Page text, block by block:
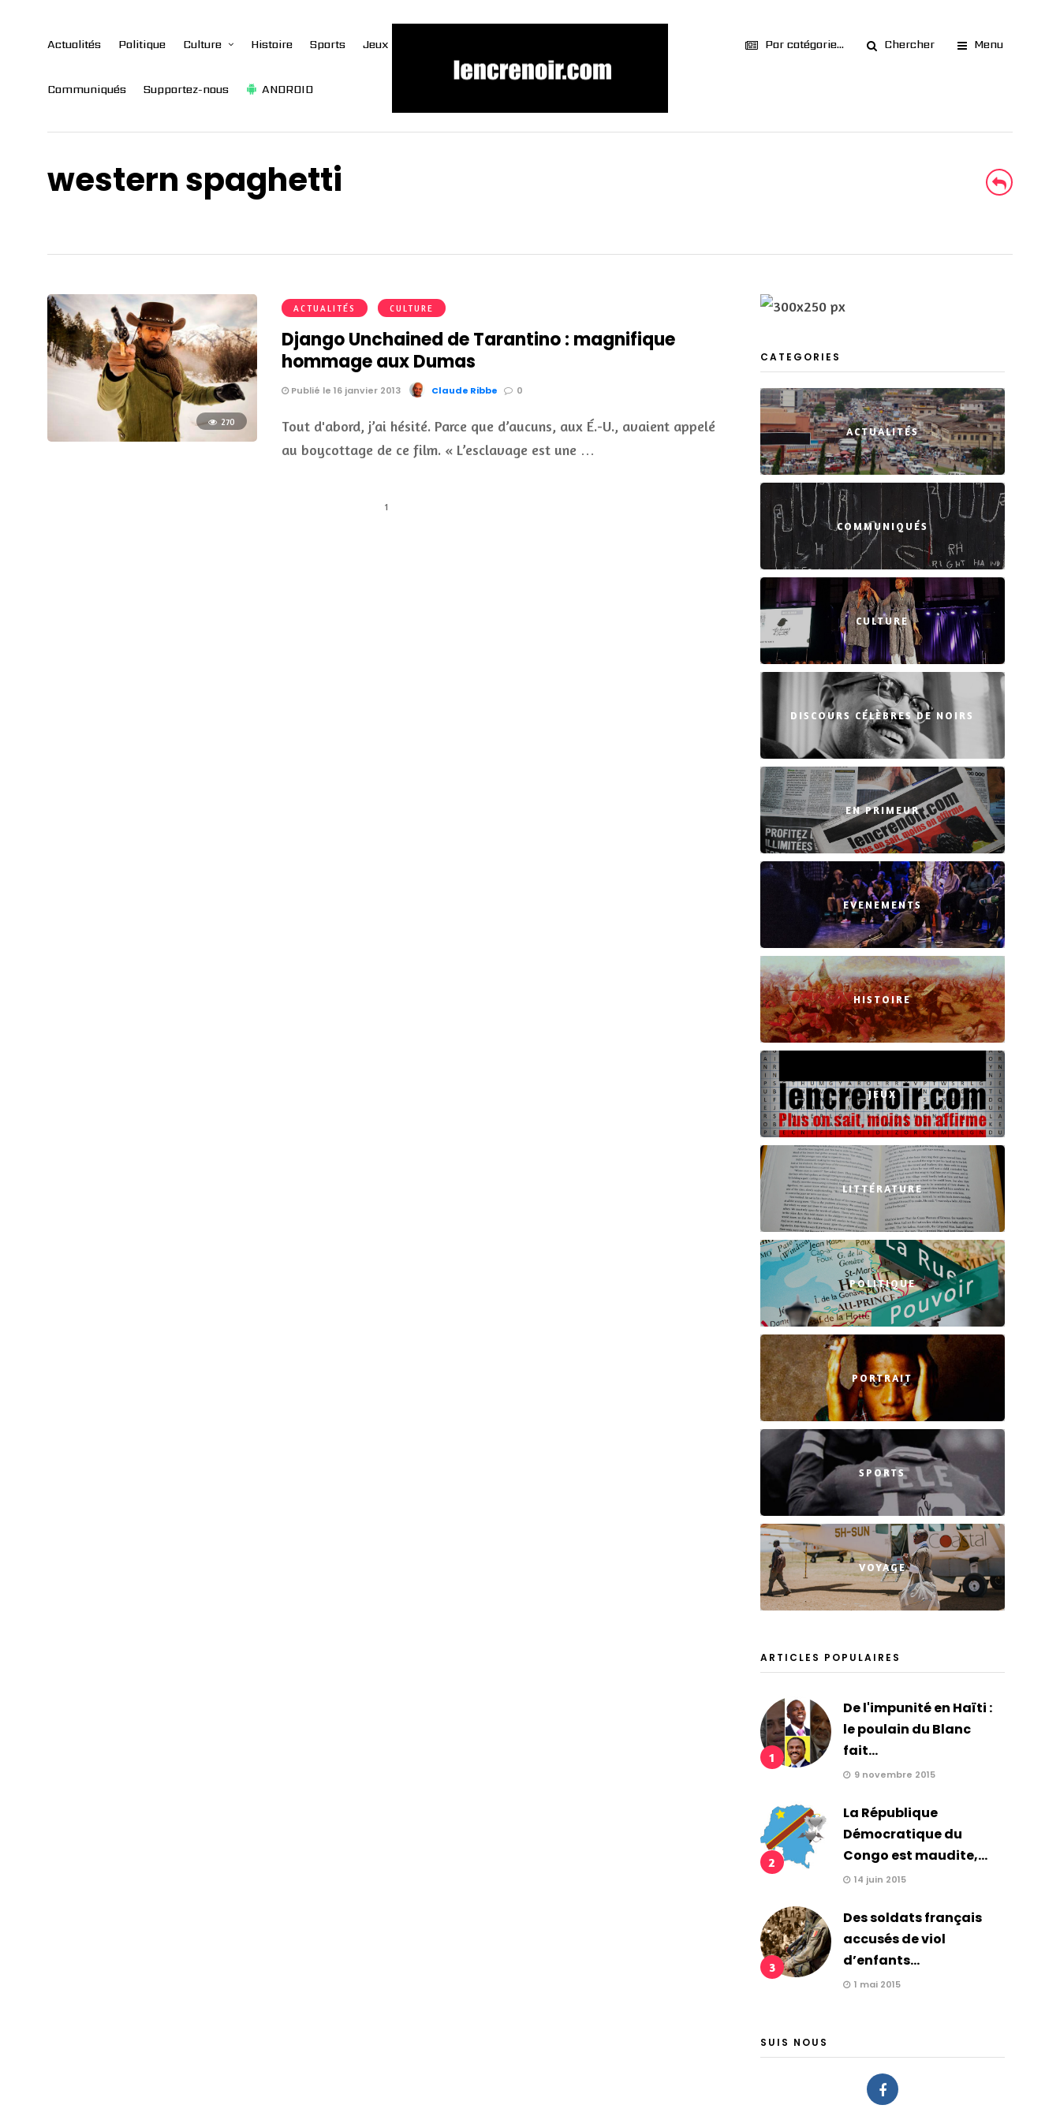
Actualités Politique Culture Histoire Sports Jeux
Communiqués Supportez-nous ANDROID
Par catégorie... Chercher Menu
western spaghetti
270
ACTUALITÉS CULTURE
Django Unchained de Tarantino : magnifique
hommage aux Dumas
Publié le 16 janvier 2013 Claude Ribbe 0
Tout d'abord, j’ai hésité. Parce que d’aucuns, aux É.-U., avaient appelé
au boycottage de ce film. « L’esclavage est une …
1
CATEGORIES
ACTUALITÉS
COMMUNIQUÉS
CULTURE
DISCOURS CÉLÈBRES DE NOIRS
EN PRIMEUR
EVENEMENTS
HISTOIRE
JEUX
LITTÉRATURE
POLITIQUE
PORTRAIT
SPORTS
VOYAGE
ARTICLES POPULAIRES
1
De l'impunité en Haïti :
le poulain du Blanc
fait...
9 novembre 2015
2
La République
Démocratique du
Congo est maudite,...
14 juin 2015
3
Des soldats français
accusés de viol
d’enfants...
1 mai 2015
SUIS NOUS